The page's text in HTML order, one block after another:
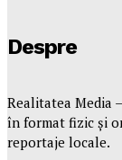
Despre
Realitatea Media
în format fizic și
reportaje locale.